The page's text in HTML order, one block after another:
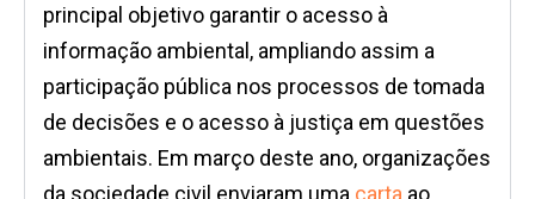
principal objetivo garantir o acesso à
informação ambiental, ampliando assim a
participação pública nos processos de tomada
de decisões e o acesso à justiça em questões
ambientais. Em março deste ano, organizações
da sociedade civil enviaram uma carta ao